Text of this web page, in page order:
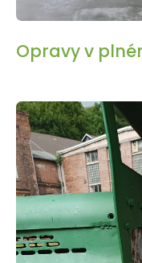
Opravy v